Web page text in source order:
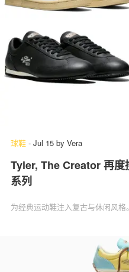
球鞋 - Jul 15 by Vera
Tyler, The Creator 再度
系列
为经典运动鞋注入复古与休闲风格。